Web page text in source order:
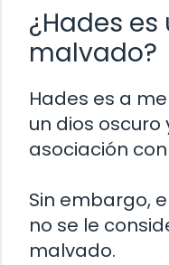
¿Hades es
malvado?
Hades es a
un dios
asociación
Sin embargo,
no se le
malvado.